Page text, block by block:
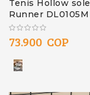
Tenis Hollow sole
Runner DL0105M
73.900 COP